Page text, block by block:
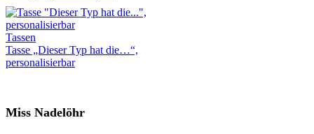
Tassen
Tasse „Dieser Typ hat die…“,
personalisierbar
Miss Nadelöhr